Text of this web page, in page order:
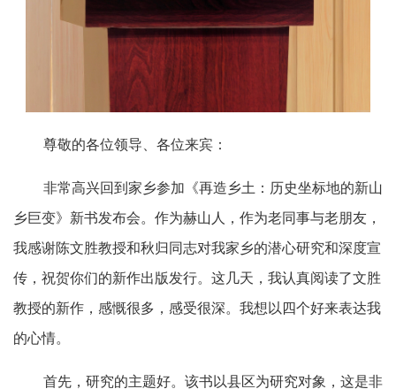
尊敬的各位领导、各位来宾：
非常高兴回到家乡参加《再造乡土：历史坐标地的新山
乡巨变》新书发布会。作为赫山人，作为老同事与老朋友，
我感谢陈文胜教授和秋归同志对我家乡的潜心研究和深度宣
传，祝贺你们的新作出版发行。这几天，我认真阅读了文胜
教授的新作，感慨很多，感受很深。我想以四个好来表达我
的心情。
首先，研究的主题好。该书以县区为研究对象，这是非